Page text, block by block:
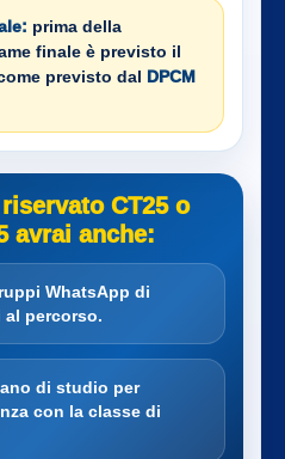
prima della
finale è previsto il
previsto dal DPCM
CT25 o
avrai anche:
WhatsApp di
percorso.
di studio per
con la classe di